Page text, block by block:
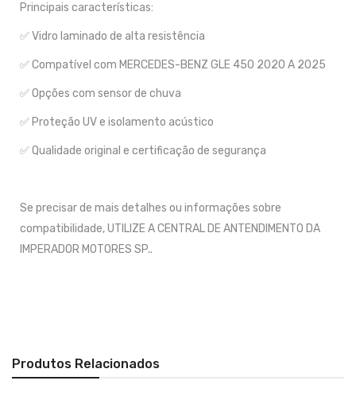
Principais características:
✅ Vidro laminado de alta resistência
✅ Compatível com MERCEDES-BENZ GLE 450 2020 A 2025
✅ Opções com sensor de chuva
✅ Proteção UV e isolamento acústico
✅ Qualidade original e certificação de segurança
Se precisar de mais detalhes ou informações sobre
compatibilidade, UTILIZE A CENTRAL DE ANTENDIMENTO DA
IMPERADOR MOTORES SP..
Produtos Relacionados